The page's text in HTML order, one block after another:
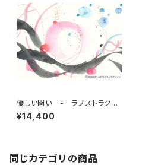
優しい問い - ラブストラクシ
ョン・アート 3 by 仲丸友恵
¥14,400
同じカテゴリの商品